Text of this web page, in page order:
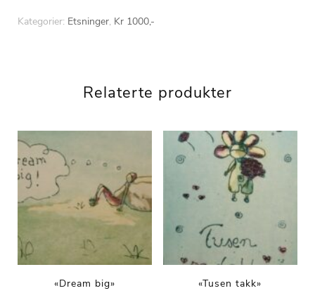
Kategorier: Etsninger, Kr 1000,-
Relaterte produkter
«Dream big»
«Tusen takk»